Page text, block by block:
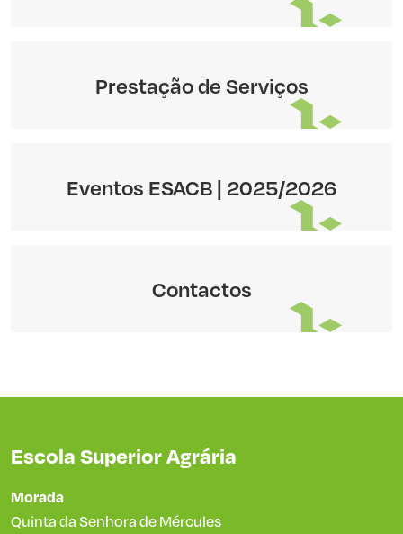
Prestação de Serviços
Eventos ESACB | 2025/2026
Contactos
Escola Superior Agrária
Morada
Quinta da Senhora de Mércules